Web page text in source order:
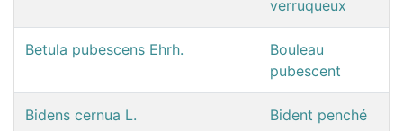
verruqueux
Betula pubescens Ehrh.
Bouleau
pubescent
Bidens cernua L. Bident penché